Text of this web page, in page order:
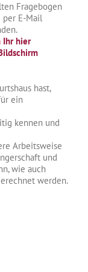
Fragebogen
per E-Mail
Ihr hier
hast,
ein
kennen und
Arbeitsweise
und
wie auch
werden.